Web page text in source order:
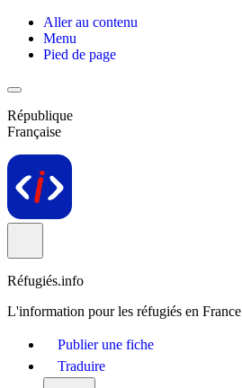
Aller au contenu
Menu
Pied de page
République
Française
Réfugiés.info
L'information pour les réfugiés en France
Publier une fiche
Traduire